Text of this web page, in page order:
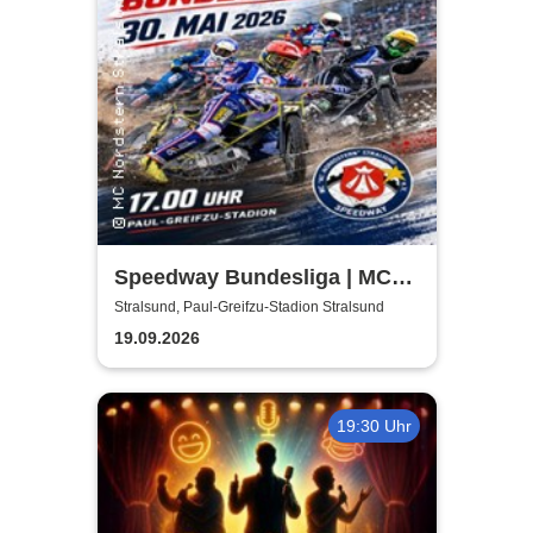
Speedway Bundesliga | MC
Nordstern Stralsund
Stralsund, Paul-Greifzu-Stadion Stralsund
19.09.2026
19:30 Uhr